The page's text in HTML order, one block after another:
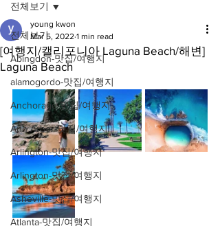
전체보기
Abingdon-맛집/여행지
alamogordo-맛집/여행지
Anchorage-맛집/여행지
Ann Arbor-맛집/여행지
Arlington-맛집/여행지
Arlington-맛집/여행지
Asheville-맛집/여행지
Atlanta-맛집/여행지
전체보기
[여행지/캘리포니아 Laguna Beach/해변]
Laguna Beach
young kwon
Mar 5, 2022 1 min read